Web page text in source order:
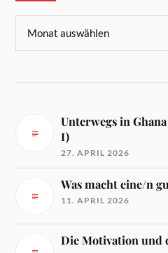
Unterwegs in
I)
27. APRIL 2026
Was macht eine/n
11. APRIL 2026
Die Motivation und